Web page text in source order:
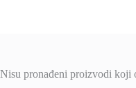
Nisu pronađeni proizvodi koji